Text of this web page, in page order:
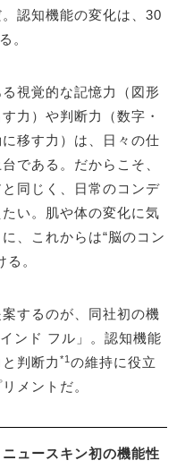
認知機能の変化は、30
。
視覚的な記憶力（図形
力）や判断力（数字・
移す力）は、日々の仕
である。だからこそ、
同じく、日常のコンデ
い。肌や体の変化に気
、これからは“脳のコン
る。
するのが、同社初の機
ンド フル」。認知機能
判断力 *1 の維持に役立
メントだ。
ュースキン初の機能性